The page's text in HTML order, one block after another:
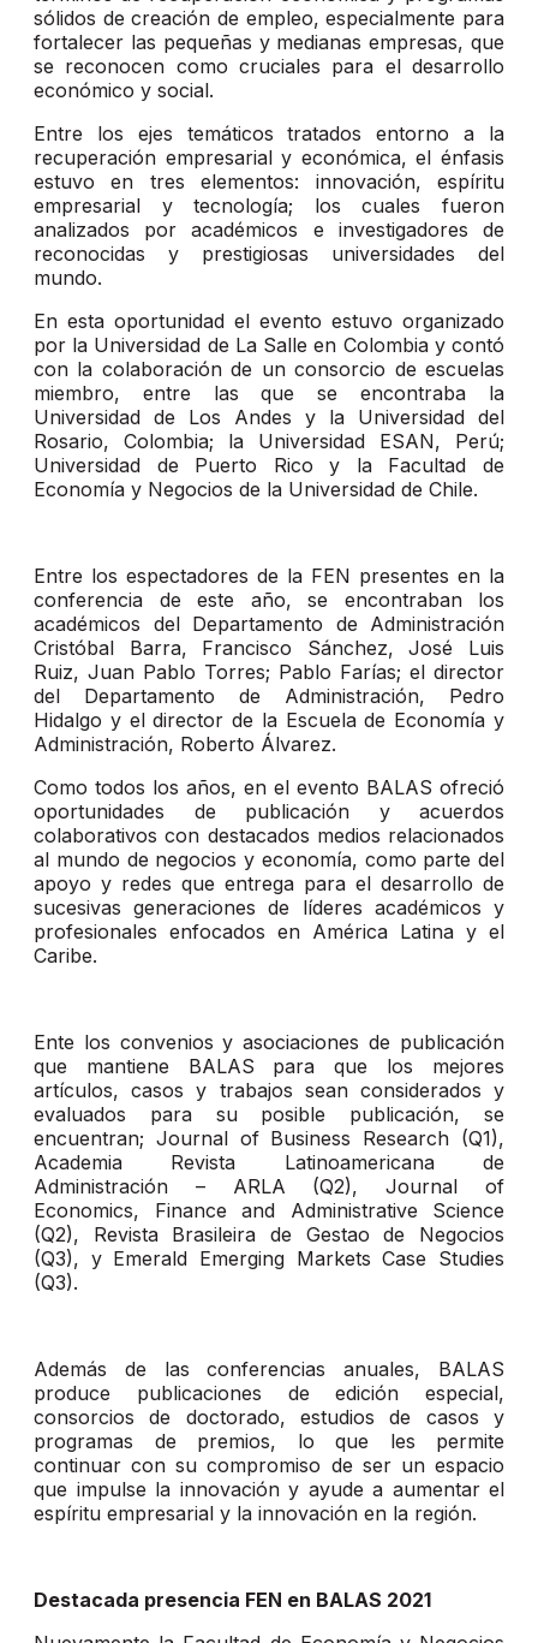
sólidos de creación de empleo, especialmente para
fortalecer las pequeñas y medianas empresas, que
se reconocen como cruciales para el desarrollo
económico y social.
Entre los ejes temáticos tratados entorno a la
recuperación empresarial y económica, el énfasis
estuvo en tres elementos: innovación, espíritu
empresarial y tecnología; los cuales fueron
analizados por académicos e investigadores de
reconocidas y prestigiosas universidades del
mundo.
En esta oportunidad el evento estuvo organizado
por la Universidad de La Salle en Colombia y contó
con la colaboración de un consorcio de escuelas
miembro, entre las que se encontraba la
Universidad de Los Andes y la Universidad del
Rosario, Colombia; la Universidad ESAN, Perú;
Universidad de Puerto Rico y la Facultad de
Economía y Negocios de la Universidad de Chile.
Entre los espectadores de la FEN presentes en la
conferencia de este año, se encontraban los
académicos del Departamento de Administración
Cristóbal Barra, Francisco Sánchez, José Luis
Ruiz, Juan Pablo Torres; Pablo Farías; el director
del Departamento de Administración, Pedro
Hidalgo y el director de la Escuela de Economía y
Administración, Roberto Álvarez.
Como todos los años, en el evento BALAS ofreció
oportunidades de publicación y acuerdos
colaborativos con destacados medios relacionados
al mundo de negocios y economía, como parte del
apoyo y redes que entrega para el desarrollo de
sucesivas generaciones de líderes académicos y
profesionales enfocados en América Latina y el
Caribe.
Ente los convenios y asociaciones de publicación
que mantiene BALAS para que los mejores
artículos, casos y trabajos sean considerados y
evaluados para su posible publicación, se
encuentran; Journal of Business Research (Q1),
Academia Revista Latinoamericana de
Administración – ARLA (Q2), Journal of
Economics, Finance and Administrative Science
(Q2), Revista Brasileira de Gestao de Negocios
(Q3), y Emerald Emerging Markets Case Studies
(Q3).
Además de las conferencias anuales, BALAS
produce publicaciones de edición especial,
consorcios de doctorado, estudios de casos y
programas de premios, lo que les permite
continuar con su compromiso de ser un espacio
que impulse la innovación y ayude a aumentar el
espíritu empresarial y la innovación en la región.
Destacada presencia FEN en BALAS 2021